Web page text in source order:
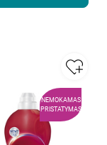
NEMOKAMAS
PRISTATYMAS